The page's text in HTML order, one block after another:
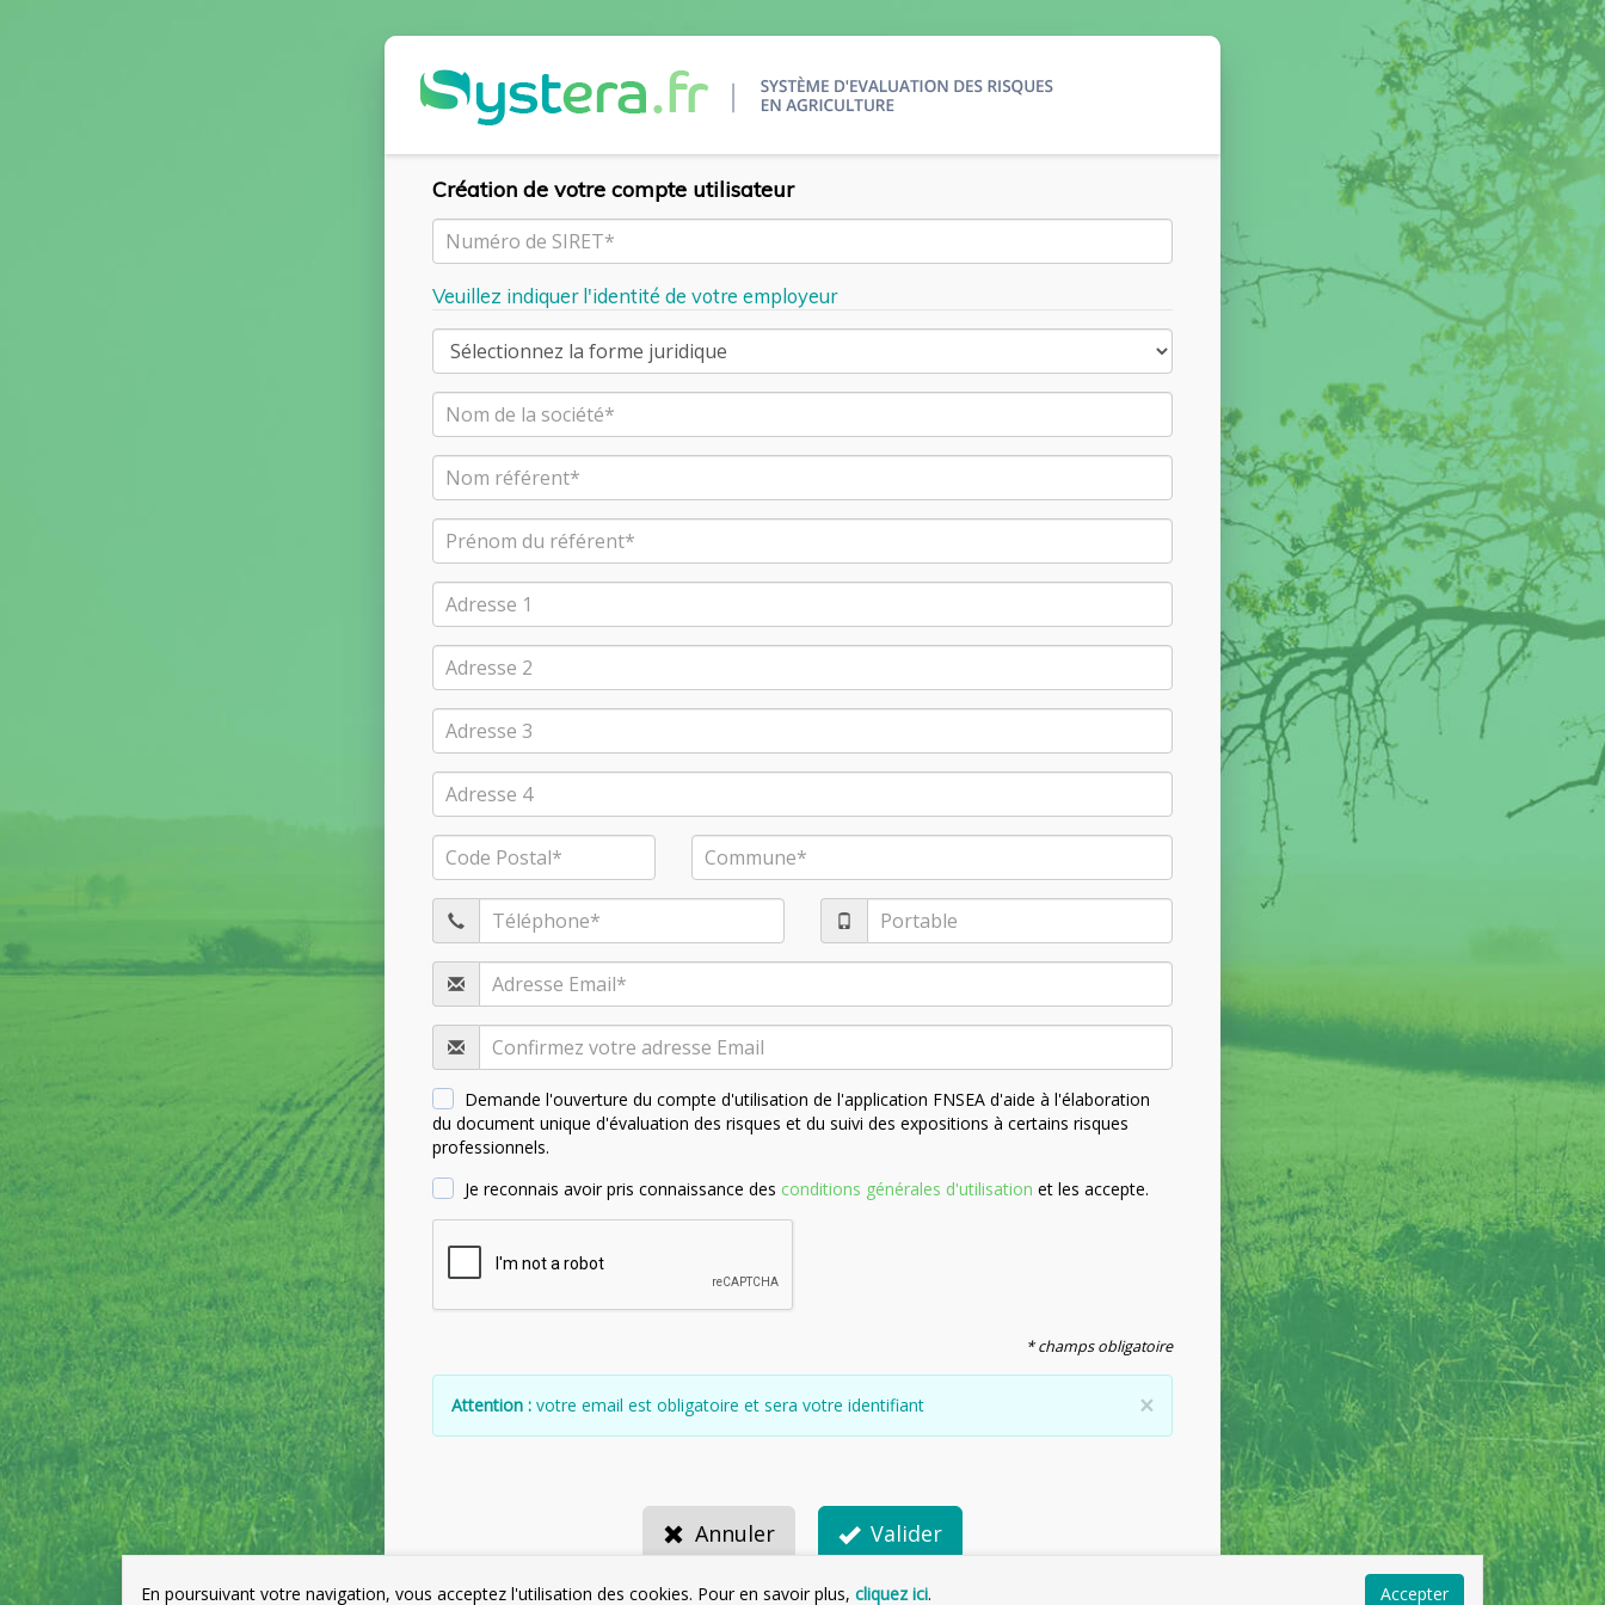
Création de votre compte utilisateur
Veuillez indiquer l'identité de votre employeur
Demande l'ouverture du compte d'utilisation de l'application FNSEA d'aide à l'élaboration
du document unique d'évaluation des risques et du suivi des expositions à certains risques
professionnels.
Je reconnais avoir pris connaissance des conditions générales d'utilisation et les accepte.
* champs obligatoire
×
Attention : votre email est obligatoire et sera votre identifiant
Annuler Valider
En poursuivant votre navigation, vous acceptez l'utilisation des cookies. Pour en savoir plus, cliquez ici. Accepter